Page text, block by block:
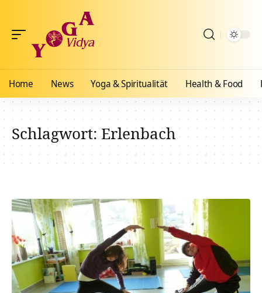
Home News Yoga & Spiritualität Health & Food
Schlagwort:Erlenbach